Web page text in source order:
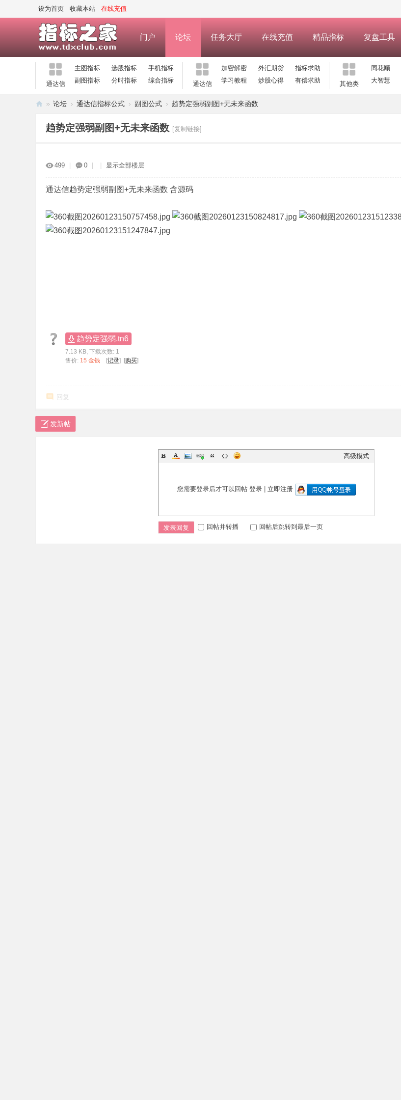
设为首页 收藏本站 在线充值
门户 论坛 任务大厅 在线充值 精品指标 复盘工具
通达信
主图指标 选股指标
手机指标
副图指标
分时指标 综合指标 通达信
加密解密 外汇期货
指标求助
学习教程
炒股心得 有偿求助 其他类
同花顺
大智慧
» 论坛 › 通达信指标公式 › 副图公式 › 趋势定强弱副图+无未来函数
趋势定强弱副图+无未来函数 [复制链接]
499 0 显示全部楼层
通达信趋势定强弱副图+无未来函数 含源码
趋势定强弱.tn6
7.13 KB, 下载次数: 1
售价: 15 金钱 [记录] [购买]
回复
发新帖
高级模式
您需要登录后才可以回帖 登录| 立即注册
发表回复 回帖并转播 回帖后跳转到最后一页